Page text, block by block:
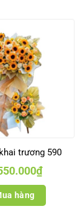
trương 590
₫
hàng